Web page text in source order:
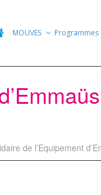
MOUVES Programmes
de l’Equipement